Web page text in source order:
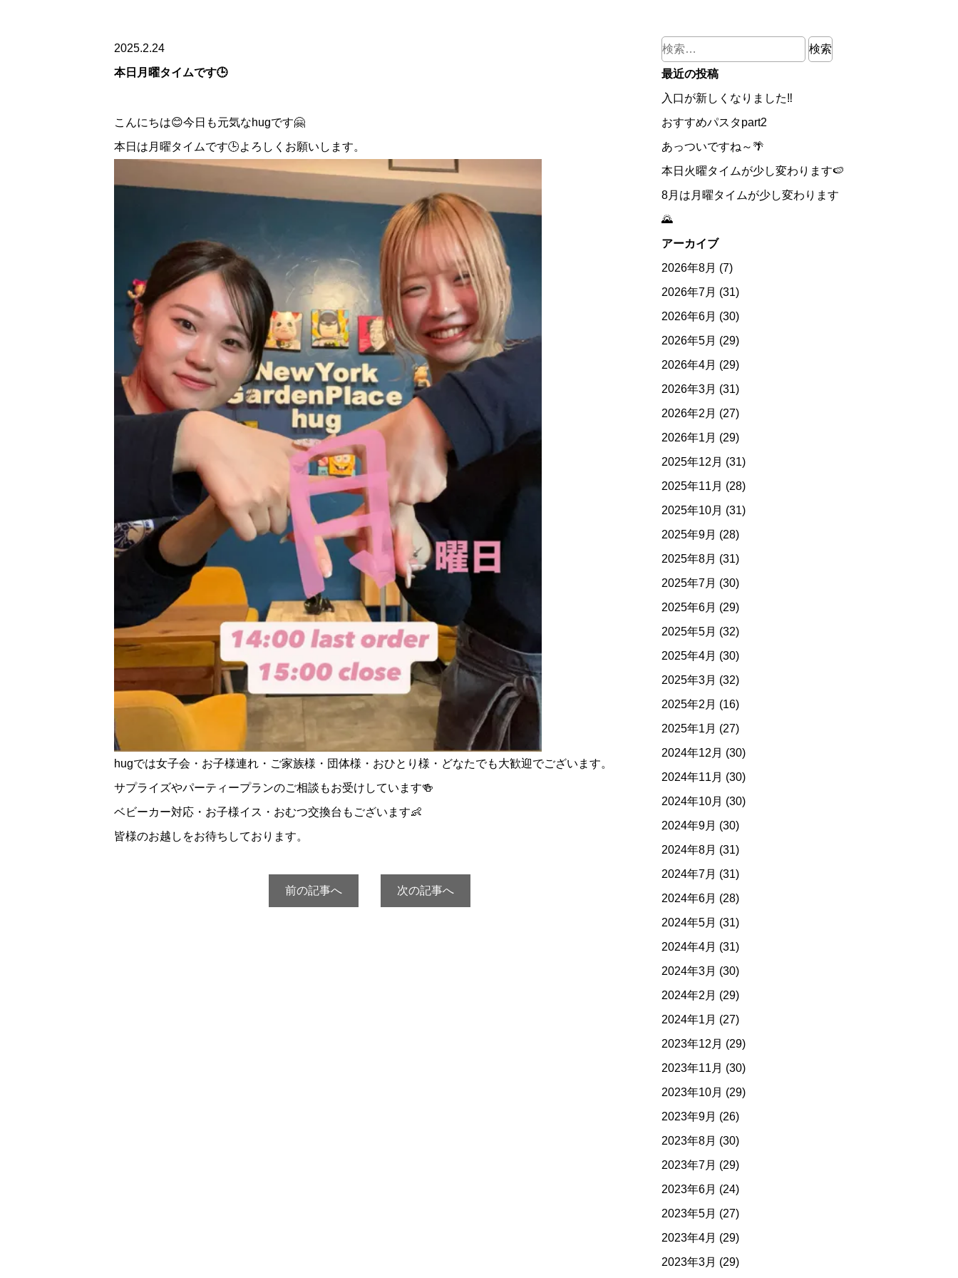
2025.2.24
本日月曜タイムです🕒
こんにちは😊今日も元気なhugです🤗
本日は月曜タイムです🕒よろしくお願いします。
hugでは女子会・お子様連れ・ご家族様・団体様・おひとり様・どなたでも大歓迎でございます。
サプライズやパーティープランのご相談もお受けしています🍻
ベビーカー対応・お子様イス・おむつ交換台もございます👶
皆様のお越しをお待ちしております。
前の記事へ 次の記事へ
検
索:
最近の投稿
入口が新しくなりました‼
おすすめパスタpart2
あっついですね～🌴
本日火曜タイムが少し変わります🍉
8月は月曜タイムが少し変わります
🌄
アーカイブ
2026年8月 (7)
2026年7月 (31)
2026年6月 (30)
2026年5月 (29)
2026年4月 (29)
2026年3月 (31)
2026年2月 (27)
2026年1月 (29)
2025年12月 (31)
2025年11月 (28)
2025年10月 (31)
2025年9月 (28)
2025年8月 (31)
2025年7月 (30)
2025年6月 (29)
2025年5月 (32)
2025年4月 (30)
2025年3月 (32)
2025年2月 (16)
2025年1月 (27)
2024年12月 (30)
2024年11月 (30)
2024年10月 (30)
2024年9月 (30)
2024年8月 (31)
2024年7月 (31)
2024年6月 (28)
2024年5月 (31)
2024年4月 (31)
2024年3月 (30)
2024年2月 (29)
2024年1月 (27)
2023年12月 (29)
2023年11月 (30)
2023年10月 (29)
2023年9月 (26)
2023年8月 (30)
2023年7月 (29)
2023年6月 (24)
2023年5月 (27)
2023年4月 (29)
2023年3月 (29)